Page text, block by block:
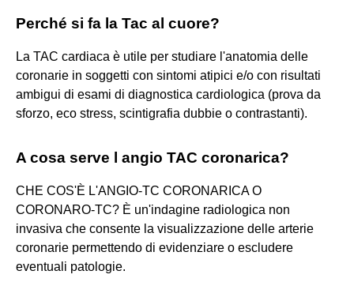
Perché si fa la Tac al cuore?
La TAC cardiaca è utile per studiare l'anatomia delle
coronarie in soggetti con sintomi atipici e/o con risultati
ambigui di esami di diagnostica cardiologica (prova da
sforzo, eco stress, scintigrafia dubbie o contrastanti).
A cosa serve l angio TAC coronarica?
CHE COS'È L'ANGIO-TC CORONARICA O
CORONARO-TC? È un'indagine radiologica non
invasiva che consente la visualizzazione delle arterie
coronarie permettendo di evidenziare o escludere
eventuali patologie.